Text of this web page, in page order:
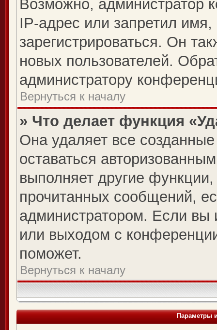
Возможно, администратор
IP-адрес или запретил
зарегистрироваться. Он
новых пользователей.
администратору
Вернуться к началу
» Что делает функция
Она удаляет все
оставаться
выполняет другие
прочитанных сообщений,
администратором. Если вы
или выходом с
поможет.
Вернуться к началу
Параметры